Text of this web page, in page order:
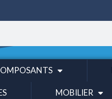
MOBILIER